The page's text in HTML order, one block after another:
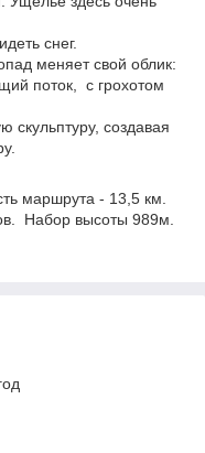
снег.
меняет свой облик:
поток, с грохотом
создавая
маршрута - 13,5 км.
Набор высоты 989м.